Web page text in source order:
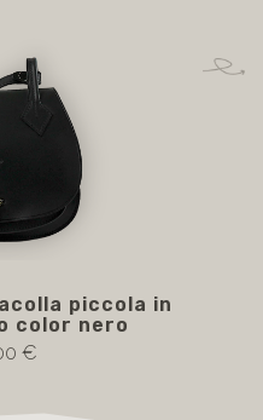
piccola in
color nero
€